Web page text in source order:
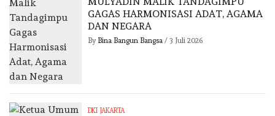
GAGAS HARMONISASI ADAT, AGAMA
DAN NEGARA
By Bina Bangun Bangsa/ 3 Juli 2026
DKI JAKARTA